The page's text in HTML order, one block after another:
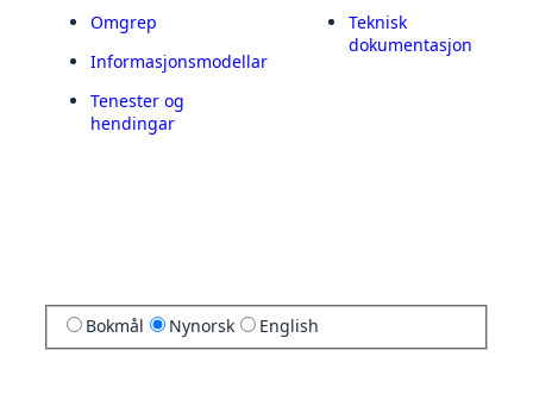
Omgrep
Informasjonsmodellar
Tenester og
hendingar
Teknisk
dokumentasjon
Bokmål Nynorsk English